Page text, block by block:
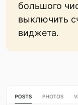
большого
выключить
виджета.